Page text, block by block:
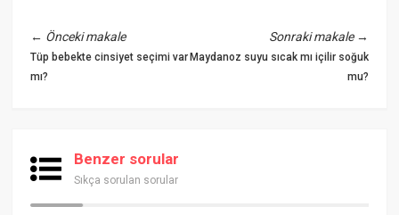
← Önceki makale
Tüp bebekte cinsiyet seçimi var
mı?
Sonraki makale→
Maydanoz suyu sıcak mı içilir soğuk
mu?
Benzer sorular
Sıkça sorulan sorular